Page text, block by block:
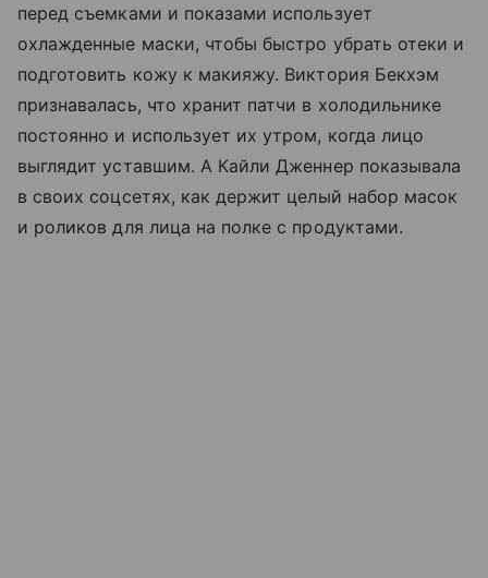
перед съемками и показами использует
охлажденные маски, чтобы быстро убрать отеки и
подготовить кожу к макияжу. Виктория Бекхэм
признавалась, что хранит патчи в холодильнике
постоянно и использует их утром, когда лицо
выглядит уставшим. А Кайли Дженнер показывала
в своих соцсетях, как держит целый набор масок
и роликов для лица на полке с продуктами.